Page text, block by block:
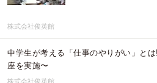
株式会社俊英館
中学生が考える「仕事のやりがい」と
座を実施〜
株式会社俊英館